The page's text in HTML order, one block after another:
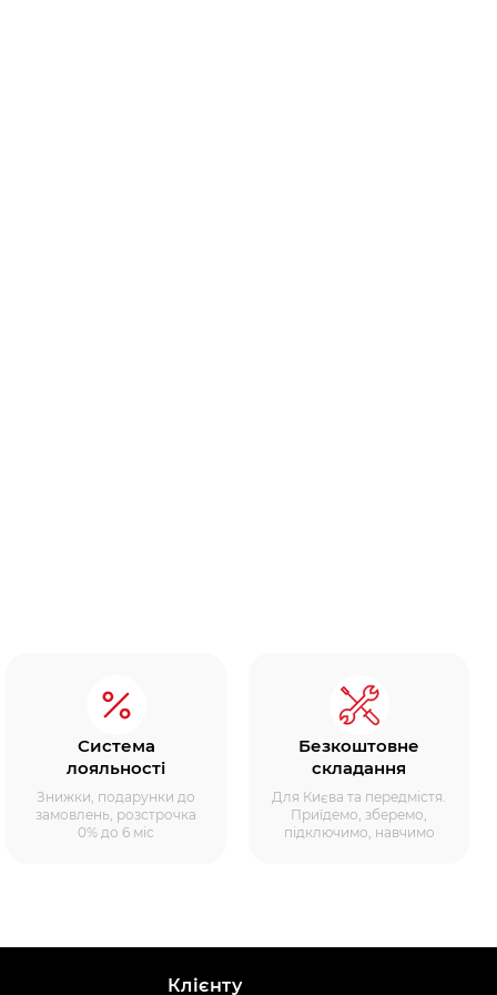
Система
лояльності
Знижки, подарунки до
замовлень, розстрочка
0% до 6 міс
Безкоштовне
складання
Для Києва та передмістя.
Приїдемо, зберемо,
підключимо, навчимо
Клієнту